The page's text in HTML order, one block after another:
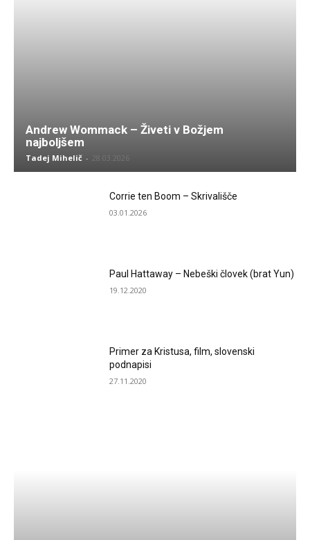
Andrew Wommack – Živeti v Božjem
najboljšem
Tadej Mihelič - 28.03.2026
Corrie ten Boom – Skrivališče
03.01.2026
Paul Hattaway – Nebeški človek (brat Yun)
19.12.2020
Primer za Kristusa, film, slovenski
podnapisi
27.11.2020